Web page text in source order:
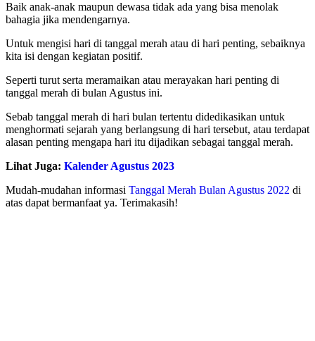
Baik anak-anak maupun dewasa tidak ada yang bisa menolak
bahagia jika mendengarnya.
Untuk mengisi hari di tanggal merah atau di hari penting, sebaiknya
kita isi dengan kegiatan positif.
Seperti turut serta meramaikan atau merayakan hari penting di
tanggal merah di bulan Agustus ini.
Sebab tanggal merah di hari bulan tertentu didedikasikan untuk
menghormati sejarah yang berlangsung di hari tersebut, atau terdapat
alasan penting mengapa hari itu dijadikan sebagai tanggal merah.
Lihat Juga: Kalender Agustus 2023
Mudah-mudahan informasi Tanggal Merah Bulan Agustus 2022 di
atas dapat bermanfaat ya. Terimakasih!